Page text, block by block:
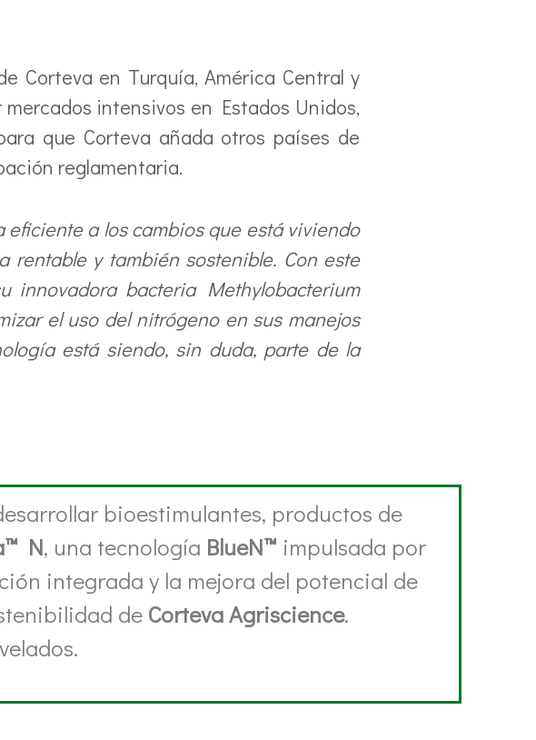
Corteva en Turquía, América Central y
intensivos en Estados Unidos,
que Corteva añada otros países de
reglamentaria.
eficiente a los cambios que está viviendo
rentable y también sostenible. Con este
innovadora bacteria Methylobacterium
el uso del nitrógeno en sus manejos
está siendo, sin duda, parte de la
bioestimulantes, productos de
N, una tecnología BlueN™ impulsada por
integrada y la mejora del potencial de
de Corteva Agriscience.